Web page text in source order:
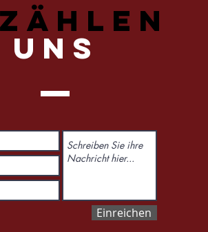
UNS
Einreichen